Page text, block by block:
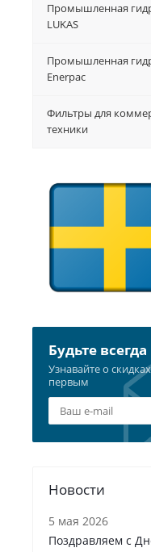
Промышленная
LUKAS
Промышленная
Enerpac
Фильтры для
техники
Будьте
Узнавайте о
первым
Новости
5 мая 2026
Поздравляем с